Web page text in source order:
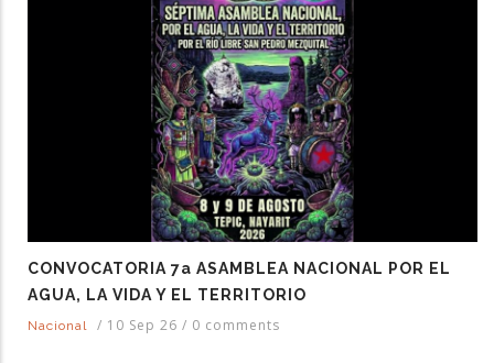
CONVOCATORIA 7a ASAMBLEA NACIONAL POR EL
AGUA, LA VIDA Y EL TERRITORIO
Nacional / 10 Sep 26 / 0 comments